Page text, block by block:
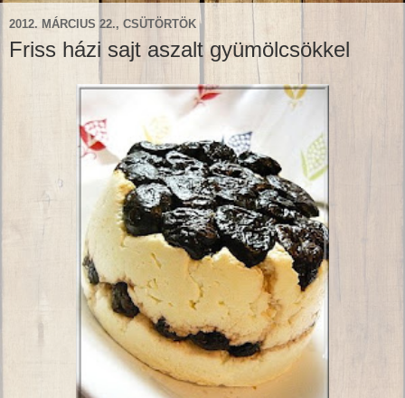
2012. MÁRCIUS 22., CSÜTÖRTÖK
Friss házi sajt aszalt gyümölcsökkel